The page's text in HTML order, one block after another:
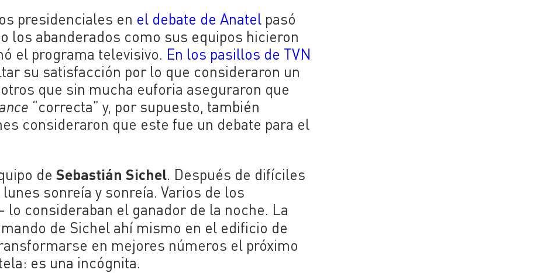
presidenciales en el debate de Anatel pasó
los abanderados como sus equipos hicieron
el programa televisivo. En los pasillos de TVN
su satisfacción por lo que consideraron un
que sin mucha euforia aseguraron que
“correcta” y, por supuesto, también
consideraron que este fue un debate para el
deSebastián Sichel. Después de difíciles
sonreía y sonreía. Varios de los
consideraban el ganador de la noche. La
de Sichel ahí mismo en el edificio de
en mejores números el próximo
es una incógnita.